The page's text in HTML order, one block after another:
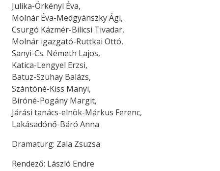
Julika-Örkényi Éva,
Molnár Éva-Medgyánszky Ági,
Csurgó Kázmér-Bilicsi Tivadar,
Molnár igazgató-Ruttkai Ottó,
Sanyi-Cs. Németh Lajos,
Katica-Lengyel Erzsi,
Batuz-Szuhay Balázs,
Szántóné-Kiss Manyi,
Bíróné-Pogány Margit,
Járási tanács-elnök-Márkus Ferenc,
Lakásadónő-Báró Anna
Dramaturg: Zala Zsuzsa
Rendező: László Endre